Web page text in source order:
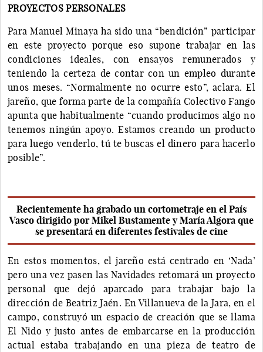
PROYECTOS PERSONALES
Para Manuel Minaya ha sido una “bendición” participar
en este proyecto porque eso supone trabajar en las
condiciones ideales, con ensayos remunerados y
teniendo la certeza de contar con un empleo durante
unos meses. “Normalmente no ocurre esto”, aclara. El
jareño, que forma parte de la compañía Colectivo Fango
apunta que habitualmente “cuando producimos algo no
tenemos ningún apoyo. Estamos creando un producto
para luego venderlo, tú te buscas el dinero para hacerlo
posible”.
Recientemente ha grabado un cortometraje en el País
Vasco dirigido por Mikel Bustamente y María Algora que
se presentará en diferentes festivales de cine
En estos momentos, el jareño está centrado en ‘Nada’
pero una vez pasen las Navidades retomará un proyecto
personal que dejó aparcado para trabajar bajo la
dirección de Beatriz Jaén. En Villanueva de la Jara, en el
campo, construyó un espacio de creación que se llama
El Nido y justo antes de embarcarse en la producción
actual estaba trabajando en una pieza de teatro de